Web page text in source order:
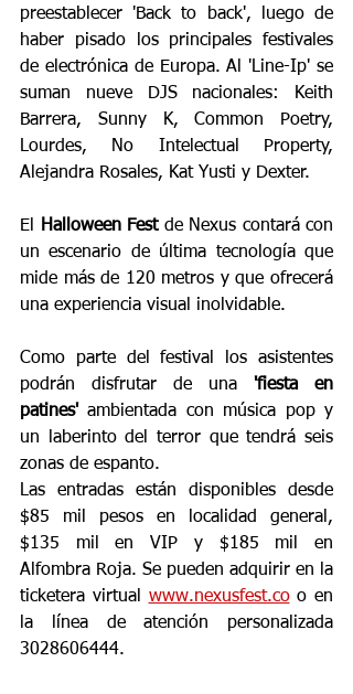
preestablecer 'Back to back', luego de
haber pisado los principales festivales
de electrónica de Europa. Al 'Line-Ip' se
suman nueve DJS nacionales: Keith
Barrera, Sunny K, Common Poetry,
Lourdes, No Intelectual Property,
Alejandra Rosales, Kat Yusti y Dexter.
El Halloween Fest de Nexus contará con
un escenario de última tecnología que
mide más de 120 metros y que ofrecerá
una experiencia visual inolvidable.
Como parte del festival los asistentes
podrán disfrutar de una 'fiesta en
patines' ambientada con música pop y
un laberinto del terror que tendrá seis
zonas de espanto.
Las entradas están disponibles desde
$85 mil pesos en localidad general,
$135 mil en VIP y $185 mil en
Alfombra Roja. Se pueden adquirir en la
ticketera virtual www.nexusfest.co o en
la línea de atención personalizada
3028606444.